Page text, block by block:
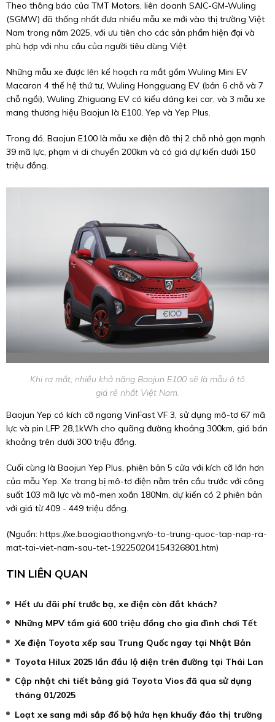
Theo thông báo của TMT Motors, liên doanh SAIC-GM-Wuling
(SGMW) đã thống nhất đưa nhiều mẫu xe mới vào thị trường Việt
Nam trong năm 2025, với ưu tiên cho các sản phẩm hiện đại và
phù hợp với nhu cầu của người tiêu dùng Việt.
Những mẫu xe được lên kế hoạch ra mắt gồm Wuling Mini EV
Macaron 4 thế hệ thứ tư, Wuling Hongguang EV (bản 6 chỗ và 7
chỗ ngồi), Wuling Zhiguang EV có kiểu dáng kei car, và 3 mẫu xe
mang thương hiệu Baojun là E100, Yep và Yep Plus.
Trong đó, Baojun E100 là mẫu xe điện đô thị 2 chỗ nhỏ gọn mạnh
39 mã lực, phạm vi di chuyển 200km và có giá dự kiến dưới 150
triệu đồng.
Khi ra mắt, nhiều khả năng Baojun E100 sẽ là mẫu ô tô
giá rẻ nhất Việt Nam.
Baojun Yep có kích cỡ ngang VinFast VF 3, sử dụng mô-tơ 67 mã
lực và pin LFP 28,1kWh cho quãng đường khoảng 300km, giá bán
khoảng trên dưới 300 triệu đồng.
Cuối cùng là Baojun Yep Plus, phiên bản 5 cửa với kích cỡ lớn hơn
của mẫu Yep. Xe trang bị mô-tơ điện nằm trên cầu trước với công
suất 103 mã lực và mô-men xoắn 180Nm, dự kiến có 2 phiên bản
với giá từ 409 - 449 triệu đồng.
(Nguồn: https://xe.baogiaothong.vn/o-to-trung-quoc-tap-nap-ra-
mat-tai-viet-nam-sau-tet-192250204154326801.htm)
TIN LIÊN QUAN
Hết ưu đãi phí trước bạ, xe điện còn đắt khách?
Những MPV tầm giá 600 triệu đồng cho gia đình chơi Tết
Xe điện Toyota xếp sau Trung Quốc ngay tại Nhật Bản
Toyota Hilux 2025 lần đầu lộ diện trên đường tại Thái Lan
Cập nhật chi tiết bảng giá Toyota Vios đã qua sử dụng
tháng 01/2025
Loạt xe sang mới sắp đổ bộ hứa hẹn khuấy đảo thị trường